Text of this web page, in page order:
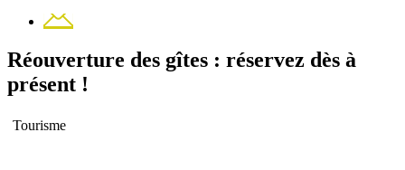
Contact
Réouverture des gîtes : réservez dès à
présent !
Tourisme